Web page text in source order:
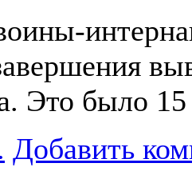
Это было 15
Добавить